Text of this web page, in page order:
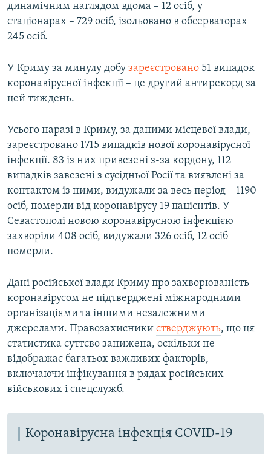
динамічним наглядом вдома – 12 осіб, у
стаціонарах – 729 осіб, ізольовано в обсерваторах
245 осіб.
У Криму за минулу добу зареєстровано 51 випадок
коронавірусної інфекції – це другий антирекорд за
цей тиждень.
Усього наразі в Криму, за даними місцевої влади,
зареєстровано 1715 випадків нової коронавірусної
інфекції. 83 із них привезені з-за кордону, 112
випадків завезені з сусідньої Росії та виявлені за
контактом із ними, видужали за весь період – 1190
осіб, померли від коронавірусу 19 пацієнтів. У
Севастополі новою коронавірусною інфекцією
захворіли 408 осіб, видужали 326 осіб, 12 осіб
померли.
Дані російської влади Криму про захворюваність
коронавірусом не підтверджені міжнародними
організаціями та іншими незалежними
джерелами. Правозахисники стверджують, що ця
статистика суттєво занижена, оскільки не
відображає багатьох важливих факторів,
включаючи інфікування в рядах російських
військових і спецслужб.
Коронавірусна інфекція COVID-19